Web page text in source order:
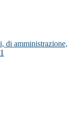
di amministrazione,
1